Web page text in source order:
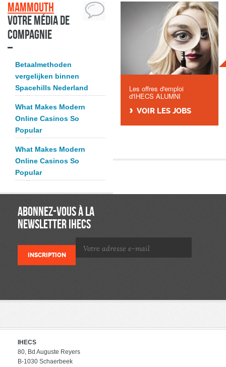
Mammouth
Votre média de
compagnie
Betaalmethoden
vergelijken binnen
Spacehills Nederland
What Makes Modern
Online Casinos So
Popular
What Makes Modern
Online Casinos So
Popular
Les offres d'emploi
d'IHECS ALUMNI
VOIR LES JOBS
ABONNEZ-VOUS À LA
NEWSLETTER IHECS
IHECS
80, Bd Auguste Reyers
B-1030 Schaerbeek